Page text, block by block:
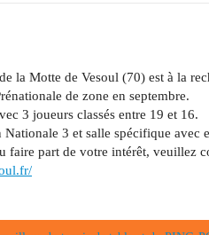
la Motte de Vesoul (70) est à la
de zone en septembre.
3 joueurs classés entre 19 et 16.
Nationale 3 et salle spécifique avec
faire part de votre intérêt, veuillez